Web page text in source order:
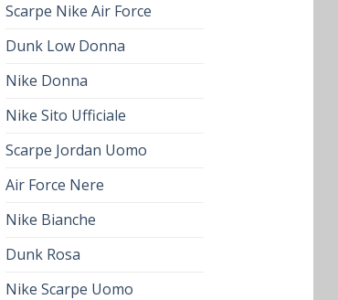
Scarpe Nike Air Force
Dunk Low Donna
Nike Donna
Nike Sito Ufficiale
Scarpe Jordan Uomo
Air Force Nere
Nike Bianche
Dunk Rosa
Nike Scarpe Uomo